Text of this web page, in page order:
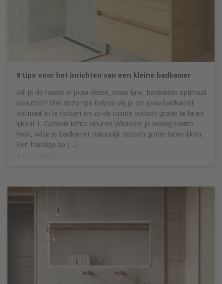
6 tips voor het inrichten van een kleine badkamer
Wil je de ruimte in jouw kleine, maar fijne, badkamer optimaal
benutten? Met deze tips helpen wij je om jouw badkamer
optimaal in te richten en zo de ruimte optisch groter te laten
lijken! 1. Gebruik lichte kleuren Wanneer je weinig ruimte
hebt, wil je je badkamer natuurlijk optisch groter laten lijken.
Een handige tip […]